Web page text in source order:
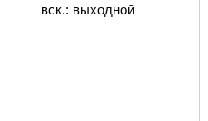
вск.: выходной